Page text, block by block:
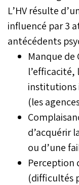
L’HV résulte
influencé par 3
antécédents
Manque de
l’efficacité,
institutions
(les
d’acquérir
ou d’une
Perception
(difficultés